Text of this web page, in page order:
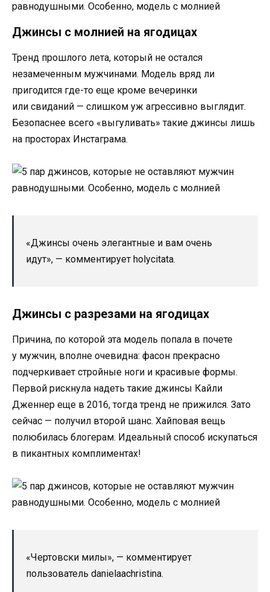
Джинсы с молнией на ягодицах
Тренд прошлого лета, который не остался
незамеченным мужчинами. Модель вряд ли
пригодится где-то еще кроме вечеринки
или свиданий — слишком уж агрессивно выглядит.
Безопаснее всего «выгуливать» такие джинсы лишь
на просторах Инстаграма.
«Джинсы очень элегантные и вам очень
идут», — комментирует holycitata.
Джинсы с разрезами на ягодицах
Причина, по которой эта модель попала в почете
у мужчин, вполне очевидна: фасон прекрасно
подчеркивает стройные ноги и красивые формы.
Первой рискнула надеть такие джинсы Кайли
Дженнер еще в 2016, тогда тренд не прижился. Зато
сейчас — получил второй шанс. Хайповая вещь
полюбилась блогерам. Идеальный способ искупаться
в пикантных комплиментах!
«Чертовски милы», — комментирует
пользователь danielaachristina.